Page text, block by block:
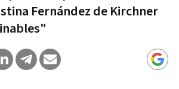
Fernández de Kirchner